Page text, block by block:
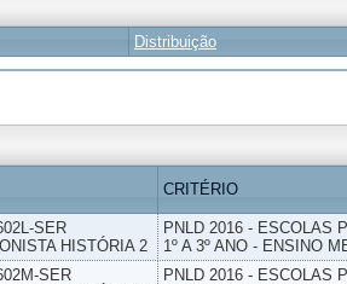
Distribuição
CRITÉRIO
SER
HISTÓRIA 2
PNLD 2016 - ESCOLAS
1º A 3º ANO - ENSINO
SER
PNLD 2016 - ESCOLAS